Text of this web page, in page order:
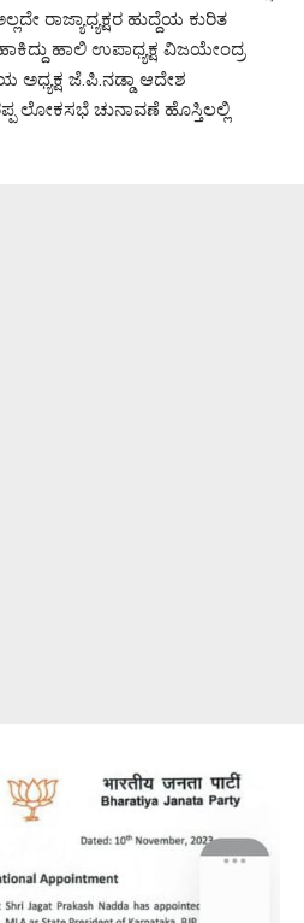
ರಾಜ್ಯಾಧ್ಯಕ್ಷರ ಹುದ್ದೆಯ ಕುರಿತ
ಹಾಲಿ ಉಪಾಧ್ಯಕ್ಷ ವಿಜಯೇಂದ್ರ
ಅಧ್ಯಕ್ಷ ಜೆ.ಪಿ.ನಡ್ಡಾ ಆದೇಶ
ಲೋಕಸಭೆ ಚುನಾವಣೆ ಹೊಸ್ತಿಲಲ್ಲಿ